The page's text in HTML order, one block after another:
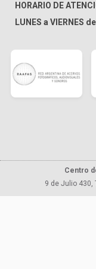
HORARIO DE
LUNES a VIERNES
Centro
9 de Julio 430,